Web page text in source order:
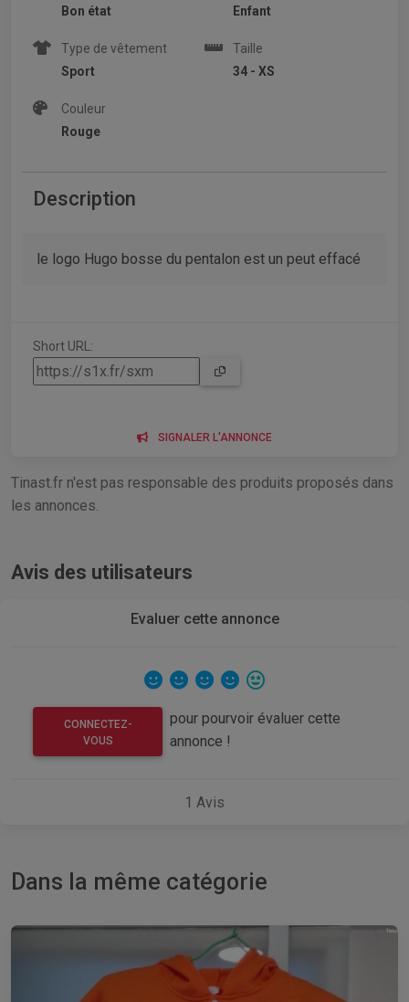
Bon état
Enfant
Type de vêtement
Sport
Taille
34 - XS
Couleur
Rouge
Description
le logo Hugo bosse du pentalon est un peut effacé
Short URL:
SIGNALER L'ANNONCE
Tinast.fr n'est pas responsable des produits proposés dans
les annonces.
Avis des utilisateurs
Evaluer cette annonce
CONNECTEZ-
VOUS
pour pourvoir évaluer cette
annonce !
1 Avis
Dans la même catégorie